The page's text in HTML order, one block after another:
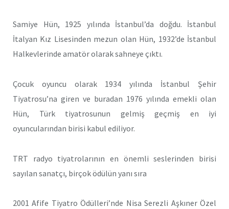
Samiye Hün, 1925 yılında İstanbul’da doğdu. İstanbul
İtalyan Kız Lisesinden mezun olan Hün, 1932’de İstanbul
Halkevlerinde amatör olarak sahneye çıktı.
Çocuk oyuncu olarak 1934 yılında İstanbul Şehir
Tiyatrosu’na giren ve buradan 1976 yılında emekli olan
Hün, Türk tiyatrosunun gelmiş geçmiş en iyi
oyuncularından birisi kabul ediliyor.
TRT radyo tiyatrolarının en önemli seslerinden birisi
sayılan sanatçı, birçok ödülün yanı sıra
2001 Afife Tiyatro Ödülleri’nde Nisa Serezli Aşkıner Özel